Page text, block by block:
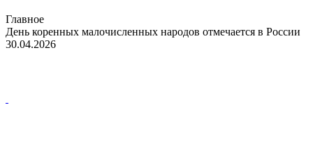
Главное
День коренных малочисленных народов отмечается в России
30.04.2026